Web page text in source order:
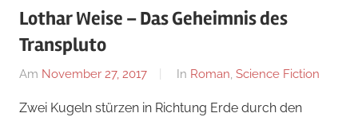
Lothar Weise – Das Geheimnis des
Transpluto
Am November 27, 2017
Von
In Roman, Science Fiction
Zwei Kugeln stürzen in Richtung Erde durch den